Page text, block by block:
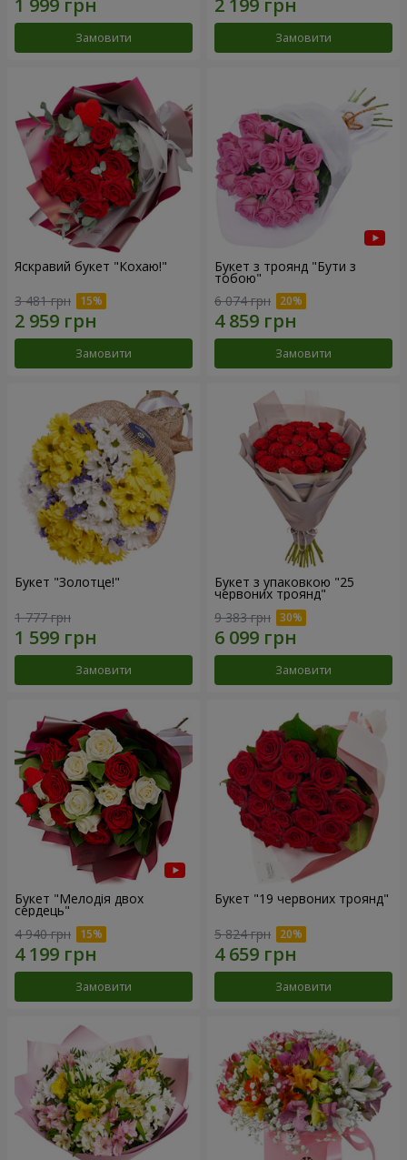
Замовити Замовити
Яскравий букет "Кохаю!"
3 481 грн
Замовити
Букет з троянд "Бути з
тобою"
6 074 грн
Замовити
Букет "Золотце!"
1 777 грн
Замовити
Букет з упаковкою "25
червоних троянд"
9 383 грн
Замовити
Букет "Мелодія двох
сердець"
4 940 грн
Замовити
Букет "19 червоних троянд"
5 824 грн
Замовити